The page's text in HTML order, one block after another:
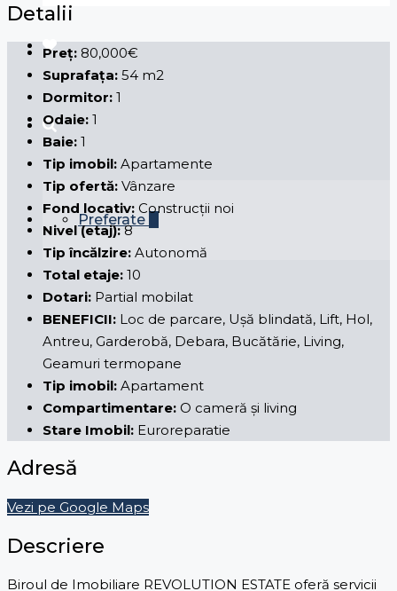
Preferate
Detalii
Preț: 80,000€
Suprafața: 54 m2
Dormitor: 1
Odaie: 1
Baie: 1
Tip imobil: Apartamente
Tip ofertă: Vânzare
Fond locativ: Construcții noi
Nivel (etaj): 8
Tip încălzire: Autonomă
Total etaje: 10
Dotari: Partial mobilat
BENEFICII: Loc de parcare, Ușă blindată, Lift, Hol,
Antreu, Garderobă, Debara, Bucătărie, Living,
Geamuri termopane
Tip imobil: Apartament
Compartimentare: O cameră și living
Stare Imobil: Euroreparatie
Adresă
Vezi pe Google Maps
Descriere
Biroul de Imobiliare REVOLUTION ESTATE oferă servicii